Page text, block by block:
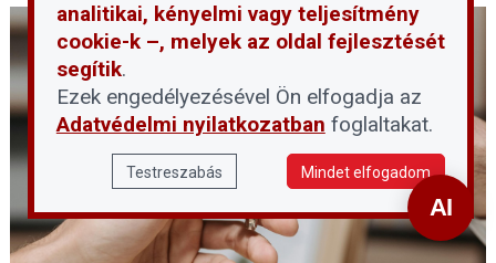
analitikai, kényelmi vagy teljesítmény
cookie-k –, melyek az oldal fejlesztését
segítik.
Ezek engedélyezésével Ön elfogadja az
Adatvédelmi nyilatkozatban foglaltakat.
Testreszabás Mindet elfogadom